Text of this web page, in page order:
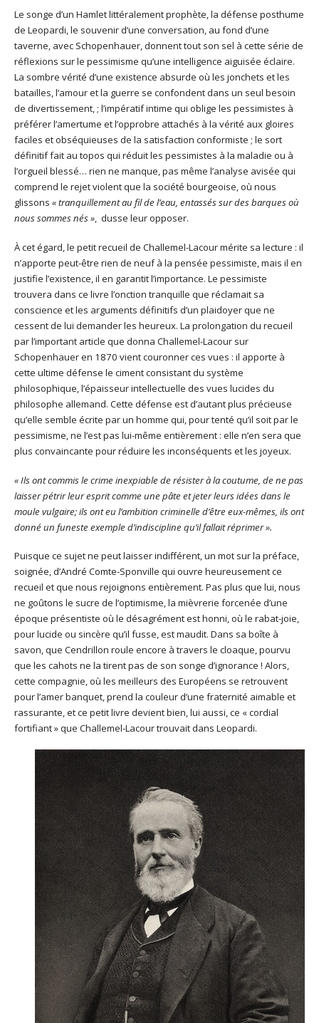
Le songe d’un Hamlet littéralement prophète, la défense posthume
de Leopardi, le souvenir d’une conversation, au fond d’une
taverne, avec Schopenhauer, donnent tout son sel à cette série de
réflexions sur le pessimisme qu’une intelligence aiguisée éclaire.
La sombre vérité d’une existence absurde où les jonchets et les
batailles, l’amour et la guerre se confondent dans un seul besoin
de divertissement, ; l’impératif intime qui oblige les pessimistes à
préférer l’amertume et l’opprobre attachés à la vérité aux gloires
faciles et obséquieuses de la satisfaction conformiste ; le sort
définitif fait au topos qui réduit les pessimistes à la maladie ou à
l’orgueil blessé… rien ne manque, pas même l’analyse avisée qui
comprend le rejet violent que la société bourgeoise, où nous
glissons « tranquillement au fil de l’eau, entassés sur des barques où
nous sommes nés », dusse leur opposer.
À cet égard, le petit recueil de Challemel-Lacour mérite sa lecture : il
n’apporte peut-être rien de neuf à la pensée pessimiste, mais il en
justifie l’existence, il en garantit l’importance. Le pessimiste
trouvera dans ce livre l’onction tranquille que réclamait sa
conscience et les arguments définitifs d’un plaidoyer que ne
cessent de lui demander les heureux. La prolongation du recueil
par l’important article que donna Challemel-Lacour sur
Schopenhauer en 1870 vient couronner ces vues : il apporte à
cette ultime défense le ciment consistant du système
philosophique, l’épaisseur intellectuelle des vues lucides du
philosophe allemand. Cette défense est d’autant plus précieuse
qu’elle semble écrite par un homme qui, pour tenté qu’il soit par le
pessimisme, ne l’est pas lui-même entièrement : elle n’en sera que
plus convaincante pour réduire les inconséquents et les joyeux.
« Ils ont commis le crime inexpiable de résister à la coutume, de ne pas
laisser pétrir leur esprit comme une pâte et jeter leurs idées dans le
moule vulgaire; ils ont eu l’ambition criminelle d’être eux-mêmes, ils ont
donné un funeste exemple d’indiscipline qu’il fallait réprimer ».
Puisque ce sujet ne peut laisser indifférent, un mot sur la préface,
soignée, d’André Comte-Sponville qui ouvre heureusement ce
recueil et que nous rejoignons entièrement. Pas plus que lui, nous
ne goûtons le sucre de l’optimisme, la mièvrerie forcenée d’une
époque présentiste où le désagrément est honni, où le rabat-joie,
pour lucide ou sincère qu’il fusse, est maudit. Dans sa boîte à
savon, que Cendrillon roule encore à travers le cloaque, pourvu
que les cahots ne la tirent pas de son songe d’ignorance ! Alors,
cette compagnie, où les meilleurs des Européens se retrouvent
pour l’amer banquet, prend la couleur d’une fraternité aimable et
rassurante, et ce petit livre devient bien, lui aussi, ce « cordial
fortifiant » que Challemel-Lacour trouvait dans Leopardi.